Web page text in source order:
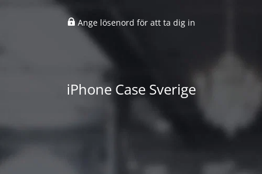
Ange lösenord för att ta dig in
iPhone Case Sverige